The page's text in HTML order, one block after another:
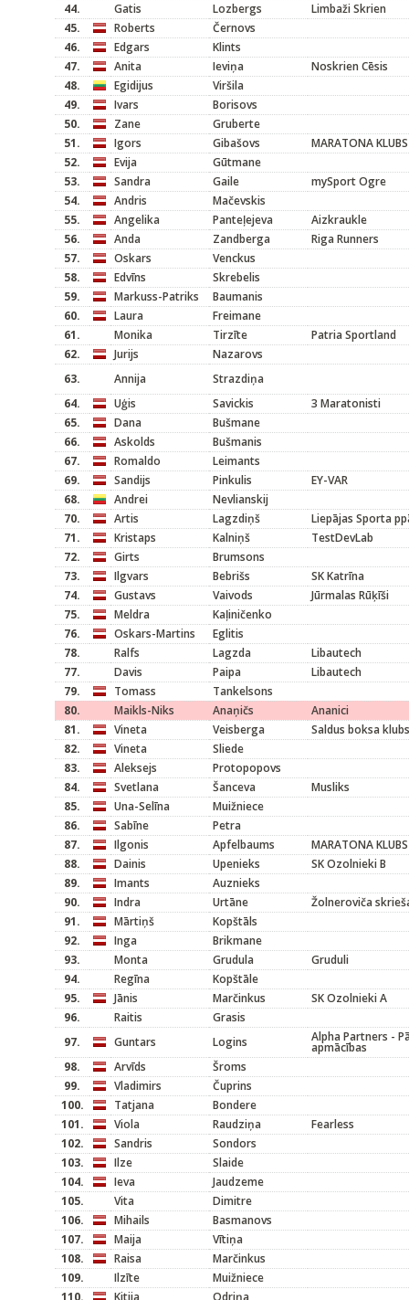
44.
Gatis Lozbergs
Limbaži Skrien
45.
Roberts
Černovs
46.
Edgars
Klints
47.
Anita Ieviņa
Noskrien Cēsis
48.
Egidijus
Viršila
49.
Ivars
Borisovs
50.
Zane
Gruberte
51.
Igors Gibašovs
MARATONA KLUBS
52.
Evija
Gūtmane
53.
Sandra Gaile
mySport Ogre
54.
Andris
Mačevskis
55.
Angelika Panteļejeva
Aizkraukle
56.
Anda Zandberga
Riga Runners
57.
Oskars
Venckus
58.
Edvīns
Skrebelis
59.
Markuss-Patriks
Baumanis
60.
Laura
Freimane
61.
Monika Tirzīte
Patria Sportland
62.
Jurijs
Nazarovs
63.
Annija
Strazdiņa
64.
Uģis Savickis
3 Maratonisti
65.
Dana
Bušmane
66.
Askolds
Bušmanis
67.
Romaldo
Leimants
69.
Sandijs Pinkulis
EY-VAR
68.
Andrei
Nevlianskij
70.
Artis Lagzdiņš
Liepājas Sporta
71.
Kristaps Kalniņš
TestDevLab
72.
Girts
Brumsons
73.
Ilgvars Bebrišs
SK Katrīna
74.
Gustavs Vaivods
Jūrmalas Rūķīši
75.
Meldra
Kaļiničenko
76.
Oskars-Martins
Eglitis
78.
Ralfs Lagzda
Libautech
77.
Davis Paipa
Libautech
79.
Tomass
Tankelsons
80.
Maikls-Niks Anaņičs
Ananici
81.
Vineta Veisberga
Saldus boksa klubs
82.
Vineta
Sliede
83.
Aleksejs
Protopopovs
84.
Svetlana Šanceva
Musliks
85.
Una-Selīna
Muižniece
86.
Sabīne
Petra
87.
Ilgonis Apfelbaums
MARATONA KLUBS
88.
Dainis Upenieks
SK Ozolnieki B
89.
Imants
Auznieks
90.
Indra Urtāne
Žolneroviča
91.
Mārtiņš
Kopštāls
92.
Inga
Brikmane
93.
Monta Grudula
Gruduli
94.
Regīna
Kopštāle
95.
Jānis Marčinkus
SK Ozolnieki A
96.
Raitis
Grasis
97.
Guntars Logins Alpha Partners -
apmācības
98.
Arvīds
Šroms
99.
Vladimirs
Čuprins
100.
Tatjana
Bondere
101.
Viola Raudziņa
Fearless
102.
Sandris
Sondors
103.
Ilze
Slaide
104.
Ieva
Jaudzeme
105.
Vita
Dimitre
106.
Mihails
Basmanovs
107.
Maija
Vītiņa
108.
Raisa
Marčinkus
109.
Ilzīte
Muižniece
110.
Kitija Odriņa